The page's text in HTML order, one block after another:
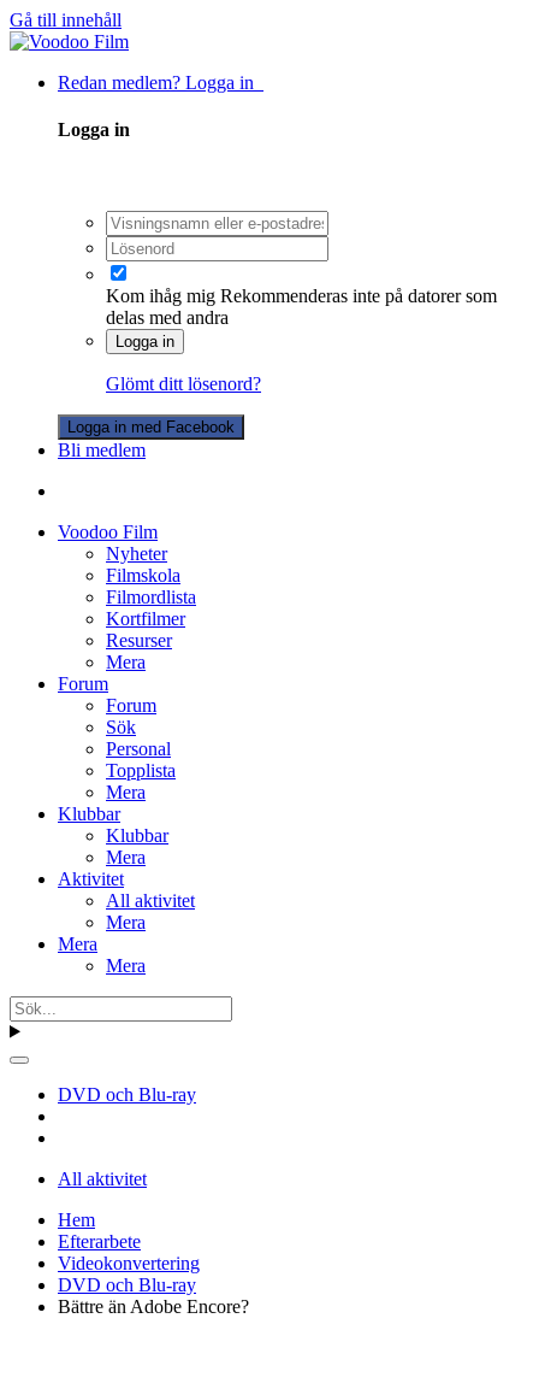
Gå till innehåll
Redan medlem? Logga in
Logga in
Kom ihåg mig Rekommenderas inte på datorer som
delas med andra
Logga in
Glömt ditt lösenord?
Logga in med Facebook
Bli medlem
Voodoo Film
Nyheter
Filmskola
Filmordlista
Kortfilmer
Resurser
Mera
Forum
Forum
Sök
Personal
Topplista
Mera
Klubbar
Klubbar
Mera
Aktivitet
All aktivitet
Mera
Mera
Mera
DVD och Blu-ray
All aktivitet
Hem
Efterarbete
Videokonvertering
DVD och Blu-ray
Bättre än Adobe Encore?